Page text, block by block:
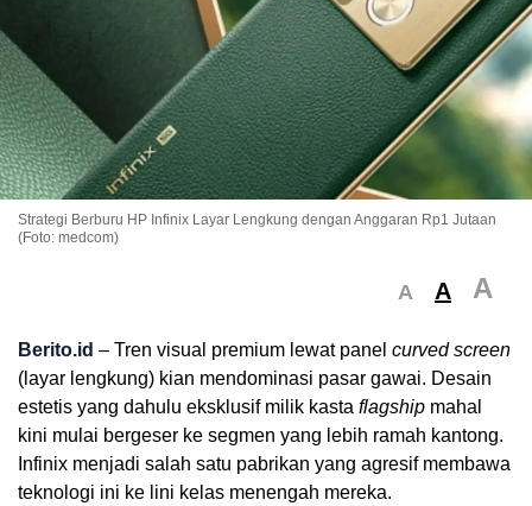
Strategi Berburu HP Infinix Layar Lengkung dengan Anggaran Rp1 Jutaan
(Foto: medcom)
A A A
Berito.id – Tren visual premium lewat panel curved screen
(layar lengkung) kian mendominasi pasar gawai. Desain
estetis yang dahulu eksklusif milik kasta flagship mahal
kini mulai bergeser ke segmen yang lebih ramah kantong.
Infinix menjadi salah satu pabrikan yang agresif membawa
teknologi ini ke lini kelas menengah mereka.